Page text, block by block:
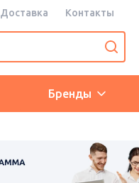
Доставка Контакты
Бренды